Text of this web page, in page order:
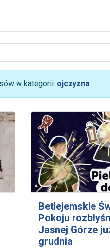
w kategorii: ojczyzna
Betlejemskie
Pokoju
Jasnej Górze
grudnia